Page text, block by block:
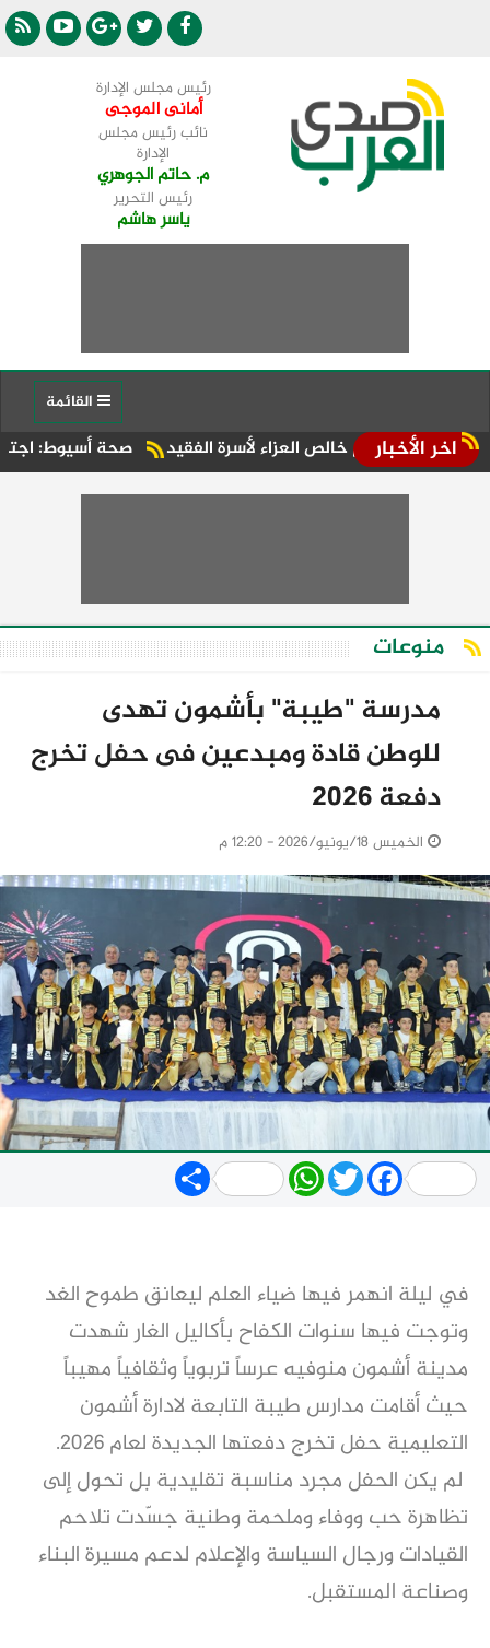
رئيس مجلس الإدارة
أمانى الموجى
نائب رئيس مجلس
الإدارة
م. حاتم الجوهري
رئيس التحرير
ياسر هاشم
اخر الأخبار صحة أسيوط: اجتماع موسع خالص العزاء لأسرة الفقيد
منوعات
مدرسة "طيبة" بأشمون تهدى
للوطن قادة ومبدعين فى حفل تخرج
دفعة 2026
الخميس 18/يونيو/2026 - 12:20 م
Share WhatsApp
TwitterFacebook
في ليلة انهمر فيها ضياء العلم ليعانق طموح الغد
وتوجت فيها سنوات الكفاح بأكاليل الغار شهدت
مدينة أشمون منوفيه عرساً تربوياً وثقافياً مهيباً
حيث أقامت مدارس طيبة التابعة لادارة أشمون
التعليمية حفل تخرج دفعتها الجديدة لعام 2026.
لم يكن الحفل مجرد مناسبة تقليدية بل تحول إلى
تظاهرة حب ووفاء وملحمة وطنية جسّدت تلاحم
القيادات ورجال السياسة والإعلام لدعم مسيرة البناء
وصناعة المستقبل.